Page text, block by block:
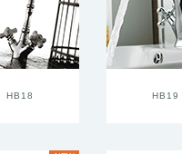
HB18 HB19